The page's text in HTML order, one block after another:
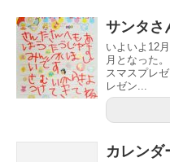
サンタさ
いよいよ12
月となった
スマスプレ
レゼン...
カレンダ